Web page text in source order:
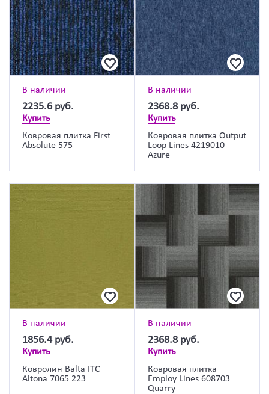
В наличии
2235.6 руб.
Купить
Ковровая плитка First
Absolute 575
В наличии
2368.8 руб.
Купить
Ковровая плитка Output
Loop Lines 4219010
Azure
В наличии
1856.4 руб.
Купить
Ковролин Balta ITC
Altona 7065 223
В наличии
2368.8 руб.
Купить
Ковровая плитка
Employ Lines 608703
Quarry